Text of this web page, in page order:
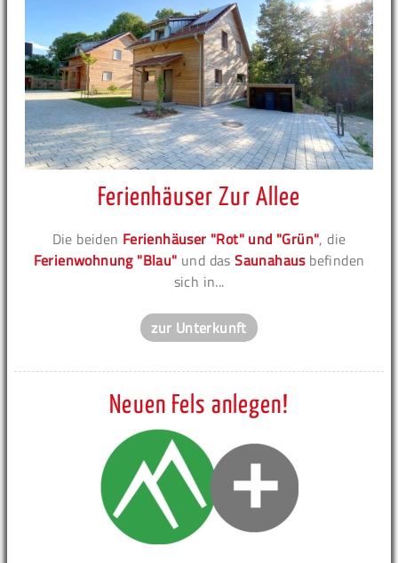
Ferienhäuser Zur Allee
Die beiden Ferienhäuser "Rot" und "Grün", die
Ferienwohnung "Blau" und dasSaunahausbefinden
sich in...
zur Unterkunft
Neuen Fels anlegen!